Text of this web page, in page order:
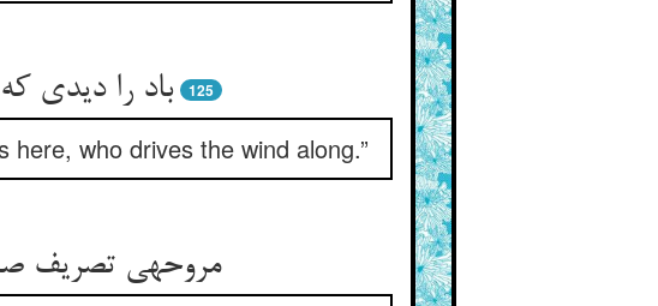
باد را دیدی 125
who drives the wind along.”
مروحهى تصريف